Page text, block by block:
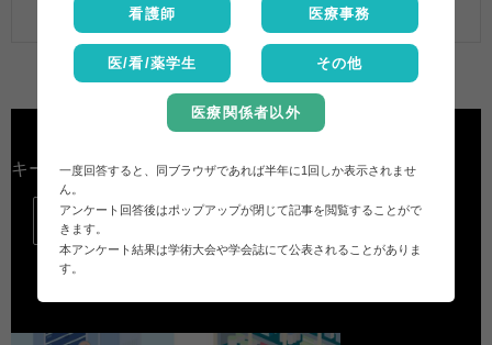
キーワード検索

看護師 医療事務
医/看/薬学生 その他
医療関係者以外
一度回答すると、同ブラウザであれば半年に1回しか表示されませ
ん。
アンケート回答後はポップアップが閉じて記事を閲覧することがで
きます。
本アンケート結果は学術大会や学会誌にて公表されることがありま
す。